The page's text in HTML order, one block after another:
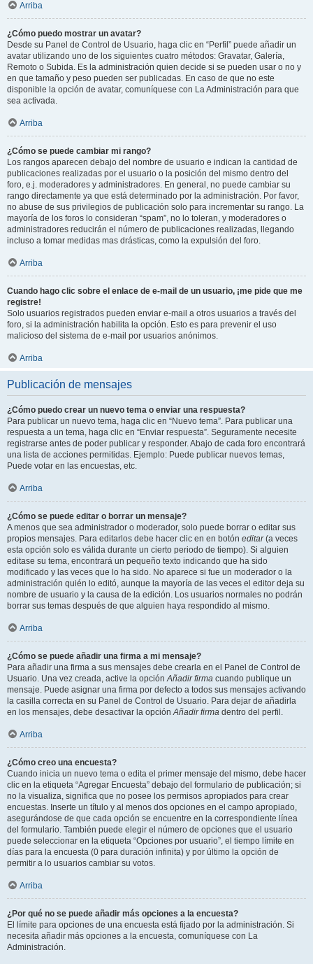
Arriba
¿Cómo puedo mostrar un avatar?
Desde su Panel de Control de Usuario, haga clic en “Perfil” puede añadir un
avatar utilizando uno de los siguientes cuatro métodos: Gravatar, Galería,
Remoto o Subida. Es la administración quien decide si se pueden usar o no y
en que tamaño y peso pueden ser publicadas. En caso de que no este
disponible la opción de avatar, comuníquese con La Administración para que
sea activada.
Arriba
¿Cómo se puede cambiar mi rango?
Los rangos aparecen debajo del nombre de usuario e indican la cantidad de
publicaciones realizadas por el usuario o la posición del mismo dentro del
foro, e.j. moderadores y administradores. En general, no puede cambiar su
rango directamente ya que está determinado por la administración. Por favor,
no abuse de sus privilegios de publicación solo para incrementar su rango. La
mayoría de los foros lo consideran “spam”, no lo toleran, y moderadores o
administradores reducirán el número de publicaciones realizadas, llegando
incluso a tomar medidas mas drásticas, como la expulsión del foro.
Arriba
Cuando hago clic sobre el enlace de e-mail de un usuario, ¡me pide que me
registre!
Solo usuarios registrados pueden enviar e-mail a otros usuarios a través del
foro, si la administración habilita la opción. Esto es para prevenir el uso
malicioso del sistema de e-mail por usuarios anónimos.
Arriba
Publicación de mensajes
¿Cómo puedo crear un nuevo tema o enviar una respuesta?
Para publicar un nuevo tema, haga clic en “Nuevo tema”. Para publicar una
respuesta a un tema, haga clic en “Enviar respuesta”. Seguramente necesite
registrarse antes de poder publicar y responder. Abajo de cada foro encontrará
una lista de acciones permitidas. Ejemplo: Puede publicar nuevos temas,
Puede votar en las encuestas, etc.
Arriba
¿Cómo se puede editar o borrar un mensaje?
A menos que sea administrador o moderador, solo puede borrar o editar sus
propios mensajes. Para editarlos debe hacer clic en en botón editar(a veces
esta opción solo es válida durante un cierto periodo de tiempo). Si alguien
editase su tema, encontrará un pequeño texto indicando que ha sido
modificado y las veces que lo ha sido. No aparece si fue un moderador o la
administración quién lo editó, aunque la mayoría de las veces el editor deja su
nombre de usuario y la causa de la edición. Los usuarios normales no podrán
borrar sus temas después de que alguien haya respondido al mismo.
Arriba
¿Cómo se puede añadir una firma a mi mensaje?
Para añadir una firma a sus mensajes debe crearla en el Panel de Control de
Usuario. Una vez creada, active la opciónAñadir firma cuando publique un
mensaje. Puede asignar una firma por defecto a todos sus mensajes activando
la casilla correcta en su Panel de Control de Usuario. Para dejar de añadirla
en los mensajes, debe desactivar la opciónAñadir firma dentro del perfil.
Arriba
¿Cómo creo una encuesta?
Cuando inicia un nuevo tema o edita el primer mensaje del mismo, debe hacer
clic en la etiqueta “Agregar Encuesta” debajo del formulario de publicación; si
no la visualiza, significa que no posee los permisos apropiados para crear
encuestas. Inserte un título y al menos dos opciones en el campo apropiado,
asegurándose de que cada opción se encuentre en la correspondiente línea
del formulario. También puede elegir el número de opciones que el usuario
puede seleccionar en la etiqueta “Opciones por usuario”, el tiempo límite en
días para la encuesta (0 para duración infinita) y por último la opción de
permitir a lo usuarios cambiar su votos.
Arriba
¿Por qué no se puede añadir más opciones a la encuesta?
El límite para opciones de una encuesta está fijado por la administración. Si
necesita añadir más opciones a la encuesta, comuníquese con La
Administración.